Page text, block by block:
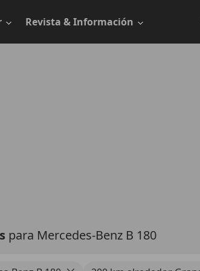
Revista & Información
para Mercedes-Benz B 180